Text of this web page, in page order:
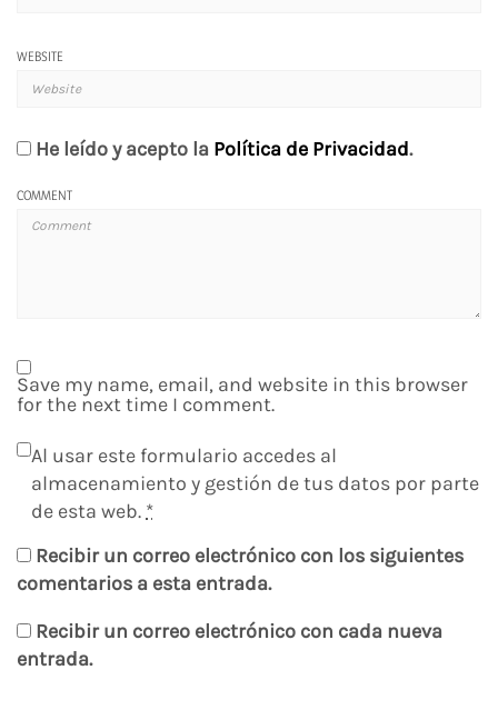
WEBSITE
He leído y acepto la Política de Privacidad.
COMMENT
Save my name, email, and website in this browser
for the next time I comment.
Al usar este formulario accedes al
almacenamiento y gestión de tus datos por parte
de esta web. *
Recibir un correo electrónico con los siguientes
comentarios a esta entrada.
Recibir un correo electrónico con cada nueva
entrada.